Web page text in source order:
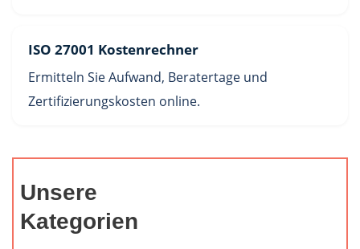
ISO 27001 Kostenrechner
Ermitteln Sie Aufwand, Beratertage und
Zertifizierungskosten online.
Unsere
Kategorien